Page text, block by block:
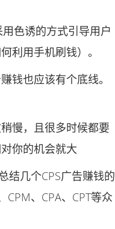
色诱的方式引导用户
利用手机刷钱）。
也应该有个底线。
慢，且很多时候都要
你的机会就大
几个CPS广告赚钱的
、CPA、CPT等众